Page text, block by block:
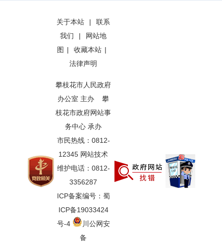
关于本站 |
联系
我们
|
网站地
图 | 收藏本站 |
法律声明
攀枝花市人民政府
办公室 主办 攀
枝花市政府网站事
务中心 承办
市民热线：0812-
12345 网站技术
维护电话：0812-
3356287
ICP备案编号：蜀
ICP备19033424
号-4
川公网安
备